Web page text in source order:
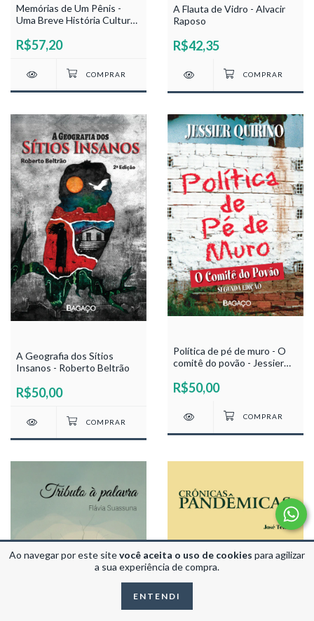
Ao navegar por este sitevocê aceita o uso de cookies para agilizar
a sua experiência de compra.
ENTENDI
Memórias de Um Pênis -
Uma Breve História Cultural
R$57,20
A Flauta de Vidro - Alvacir
Raposo
R$42,35
A Geografia dos Sítios
Insanos - Roberto Beltrão
R$50,00
Política de pé de muro - O
comitê do povão - Jessier
R$50,00